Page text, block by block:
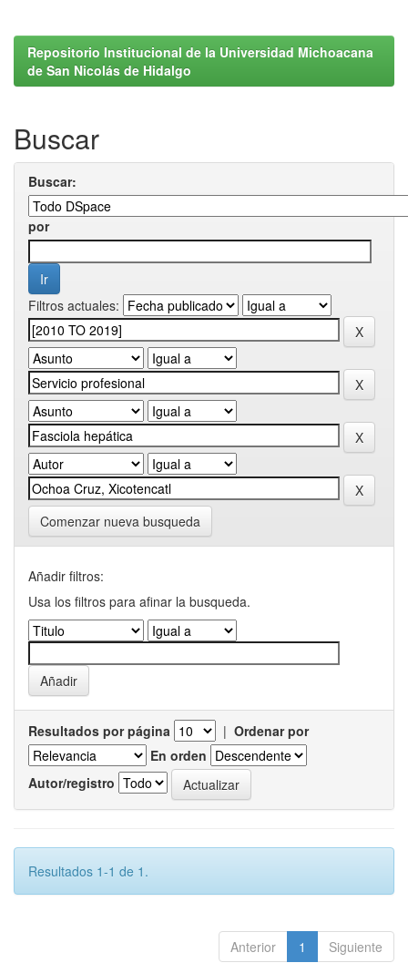
Repositorio Institucional de la Universidad Michoacana
de San Nicolás de Hidalgo
Buscar
Buscar:
por
Filtros actuales:
Comenzar nueva busqueda
Añadir filtros:
Usa los filtros para afinar la busqueda.
Resultados por página | Ordenar por
En orden
Autor/registro
Resultados 1-1 de 1.
Anterior 1 Siguiente